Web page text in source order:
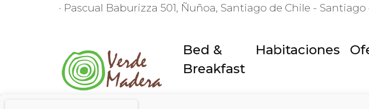
· Pascual Baburizza 501, Ñuñoa, Santiago de Chile - Santiago
Bed &
Breakfast
Habitaciones